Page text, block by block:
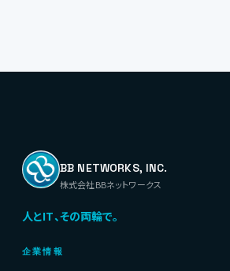
BB NETWORKS, INC.
株式会社BBネットワークス
人とIT、その両輪で。
企業情報